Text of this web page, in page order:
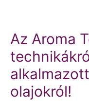
Az Aroma
olajokról!